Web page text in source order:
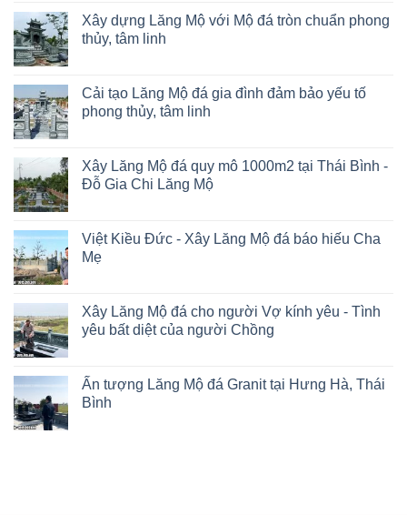
Xây dựng Lăng Mộ với Mộ đá tròn chuẩn phong
thủy, tâm linh
Cải tạo Lăng Mộ đá gia đình đảm bảo yếu tố
phong thủy, tâm linh
Xây Lăng Mộ đá quy mô 1000m2 tại Thái Bình -
Đỗ Gia Chi Lăng Mộ
Việt Kiều Đức - Xây Lăng Mộ đá báo hiếu Cha
Mẹ
Xây Lăng Mộ đá cho người Vợ kính yêu - Tình
yêu bất diệt của người Chồng
Ấn tượng Lăng Mộ đá Granit tại Hưng Hà, Thái
Bình